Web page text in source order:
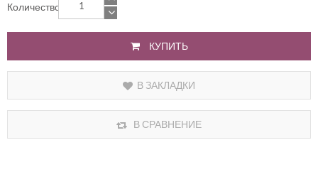
Количество
КУПИТЬ
В ЗАКЛАДКИ
В СРАВНЕНИЕ